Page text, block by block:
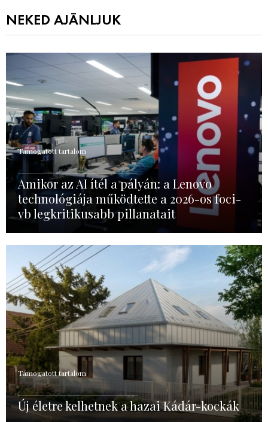
NEKED AJÁNLJUK
Támogatott tartalom
Amikor az AI ítél a pályán: a Lenovo
technológiája működtette a 2026-os foci-
vb legkritikusabb pillanatait
Támogatott tartalom
Új életre kelhetnek a hazai Kádár-kockák